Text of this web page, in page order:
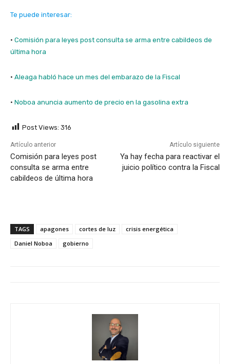
Te puede interesar:
· Comisión para leyes post consulta se arma entre cabildeos de
última hora
· Aleaga habló hace un mes del embarazo de la Fiscal
· Noboa anuncia aumento de precio en la gasolina extra
Post Views: 316
Artículo anterior
Comisión para leyes post
consulta se arma entre
cabildeos de última hora
Artículo siguiente
Ya hay fecha para reactivar el
juicio político contra la Fiscal
TAGS apagones cortes de luz
crisis energética
Daniel Noboa
gobierno